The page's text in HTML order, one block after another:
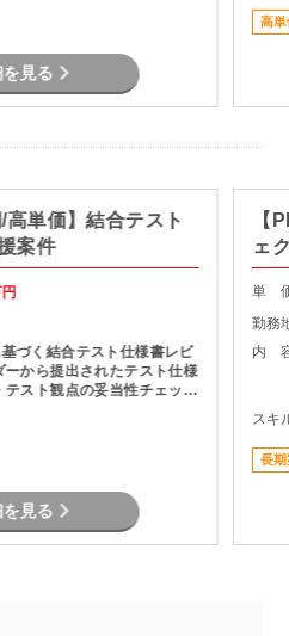
拠点のネットワーク配備担
見る
高単
高単価】結合テスト
案件
基づく結合テスト仕様書レビ
ーから提出されたテスト仕様
テスト観点の妥当性チェック
およびレビュー結果のフィ
ロジェクト関係者との調整・
ン
見る
【
ェ
単
勤務
内
スキ
長期